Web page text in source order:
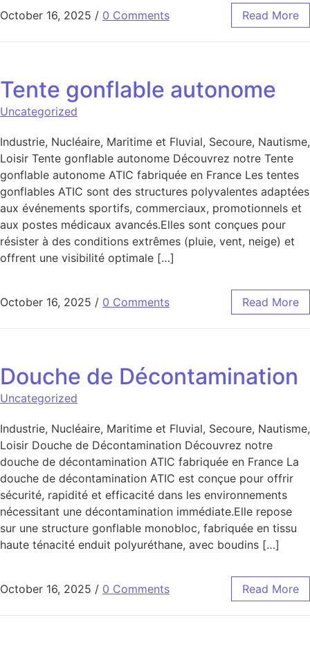
October 16, 2025 / 0 Comments Read More
Tente gonflable autonome
Uncategorized
Industrie, Nucléaire, Maritime et Fluvial, Secoure, Nautisme,
Loisir Tente gonflable autonome Découvrez notre Tente
gonflable autonome ATIC fabriquée en France Les tentes
gonflables ATIC sont des structures polyvalentes adaptées
aux événements sportifs, commerciaux, promotionnels et
aux postes médicaux avancés.Elles sont conçues pour
résister à des conditions extrêmes (pluie, vent, neige) et
offrent une visibilité optimale […]
October 16, 2025 / 0 Comments Read More
Douche de Décontamination
Uncategorized
Industrie, Nucléaire, Maritime et Fluvial, Secoure, Nautisme,
Loisir Douche de Décontamination Découvrez notre
douche de décontamination ATIC fabriquée en France La
douche de décontamination ATIC est conçue pour offrir
sécurité, rapidité et efficacité dans les environnements
nécessitant une décontamination immédiate.Elle repose
sur une structure gonflable monobloc, fabriquée en tissu
haute ténacité enduit polyuréthane, avec boudins […]
October 16, 2025 / 0 Comments Read More